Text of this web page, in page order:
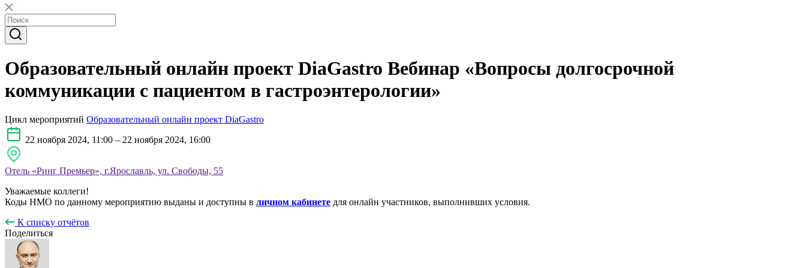
Образовательный онлайн проект DiaGastro Вебинар «Вопросы долгосрочной
коммуникации с пациентом в гастроэнтерологии»
Цикл мероприятий Образовательный онлайн проект DiaGastro
22 ноября 2024, 11:00 – 22 ноября 2024, 16:00
Отель «Ринг Премьер», г.Ярославль, ул. Свободы, 55
Уважаемые коллеги!
Коды НМО по данному мероприятию выданы и доступны в личном кабинете для онлайн участников, выполнивших условия.
К списку отчётов
Поделиться